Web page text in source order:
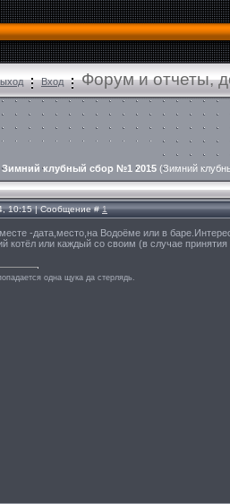
Вход Форум и отчеты,
Зимний клубный сбор №1 2015 (Зимний
10:15 | Сообщение #1
-дата,место,на Водоёме или в
котёл или каждый со своим (в случае
одна щука да стерлядь.